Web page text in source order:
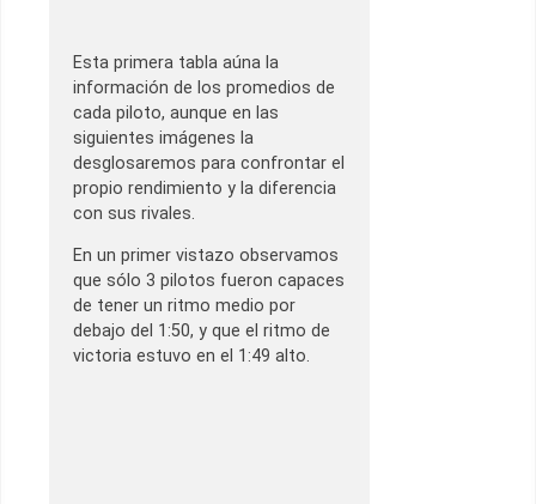
Esta primera tabla aúna la
información de los promedios de
cada piloto, aunque en las
siguientes imágenes la
desglosaremos para confrontar el
propio rendimiento y la diferencia
con sus rivales.
En un primer vistazo observamos
que sólo 3 pilotos fueron capaces
de tener un ritmo medio por
debajo del 1:50, y que el ritmo de
victoria estuvo en el 1:49 alto.